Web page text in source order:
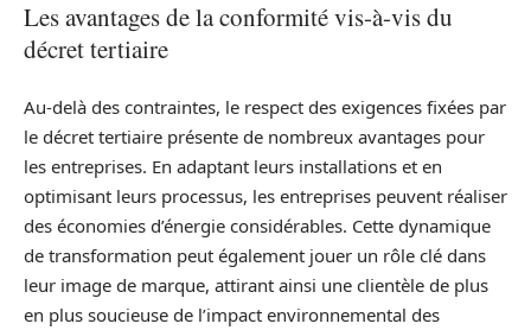
Les avantages de la conformité vis-à-vis du
décret tertiaire
Au-delà des contraintes, le respect des exigences fixées par
le décret tertiaire présente de nombreux avantages pour
les entreprises. En adaptant leurs installations et en
optimisant leurs processus, les entreprises peuvent réaliser
des économies d’énergie considérables. Cette dynamique
de transformation peut également jouer un rôle clé dans
leur image de marque, attirant ainsi une clientèle de plus
en plus soucieuse de l’impact environnemental des